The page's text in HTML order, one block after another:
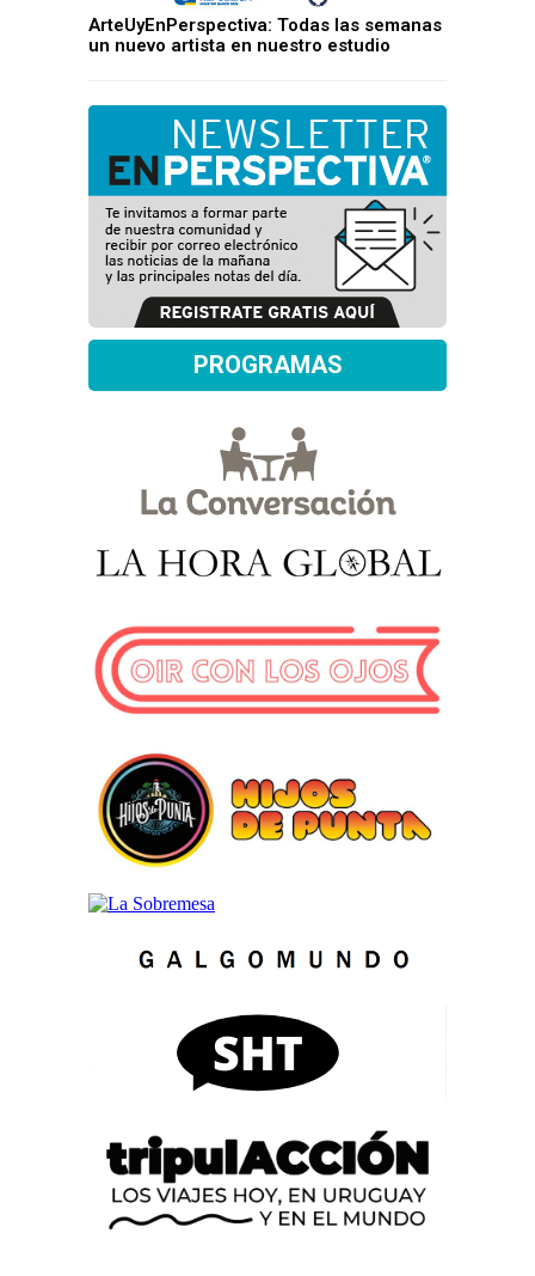
ArteUyEnPerspectiva: Todas las semanas
un nuevo artista en nuestro estudio
PROGRAMAS